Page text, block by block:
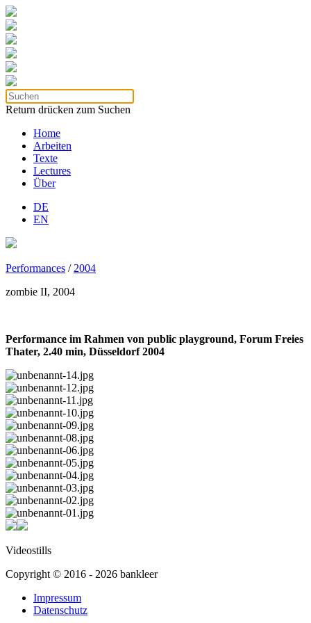
Return drücken zum Suchen
Home
Arbeiten
Texte
Lectures
Über
DE
EN
Performances / 2004
zombie II, 2004
Performance im Rahmen von public playground, Forum Freies
Thater, 2.40 min, Düsseldorf 2004
Videostills
Copyright © 2016 - 2026 bankleer
Impressum
Datenschutz